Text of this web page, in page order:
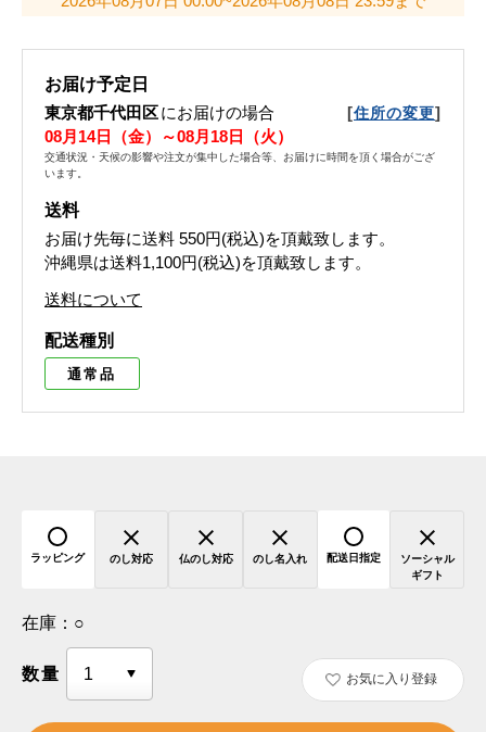
お届け予定日
東京都千代田区にお届けの場合 [住所の変更]
08月14日（金）～08月18日（火）
交通状況・天候の影響や注文が集中した場合等、お届けに時間を頂く場合がござ
います。
送料
お届け先毎に送料 550円(税込)を頂戴致します。
沖縄県は送料1,100円(税込)を頂戴致します。
送料について
配送種別
通常品
ラッピング のし対応 仏のし対応 のし名入れ 配送日指定
ソーシャル
ギフト
在庫： ○
数量 お気に入り登録